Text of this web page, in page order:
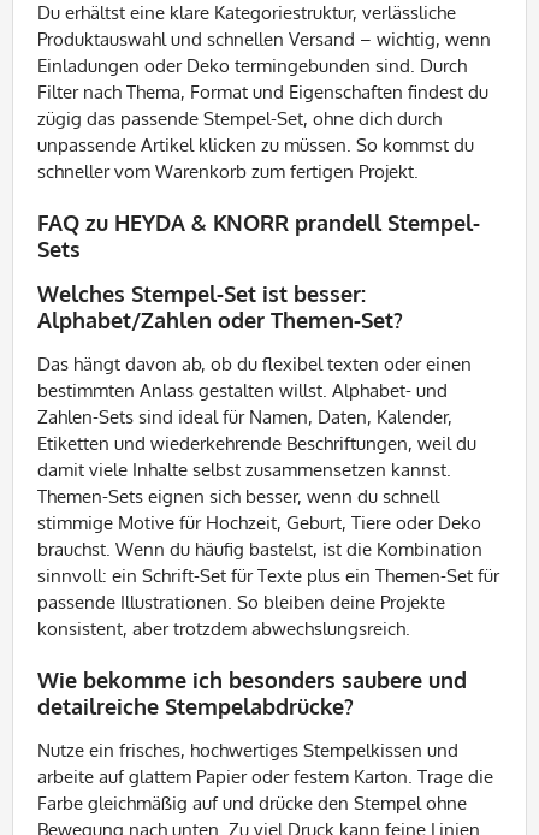
Du erhältst eine klare Kategoriestruktur, verlässliche
Produktauswahl und schnellen Versand – wichtig, wenn
Einladungen oder Deko termingebunden sind. Durch
Filter nach Thema, Format und Eigenschaften findest du
zügig das passende Stempel-Set, ohne dich durch
unpassende Artikel klicken zu müssen. So kommst du
schneller vom Warenkorb zum fertigen Projekt.
FAQ zu HEYDA & KNORR prandell Stempel-
Sets
Welches Stempel-Set ist besser:
Alphabet/Zahlen oder Themen-Set?
Das hängt davon ab, ob du flexibel texten oder einen
bestimmten Anlass gestalten willst. Alphabet- und
Zahlen-Sets sind ideal für Namen, Daten, Kalender,
Etiketten und wiederkehrende Beschriftungen, weil du
damit viele Inhalte selbst zusammensetzen kannst.
Themen-Sets eignen sich besser, wenn du schnell
stimmige Motive für Hochzeit, Geburt, Tiere oder Deko
brauchst. Wenn du häufig bastelst, ist die Kombination
sinnvoll: ein Schrift-Set für Texte plus ein Themen-Set für
passende Illustrationen. So bleiben deine Projekte
konsistent, aber trotzdem abwechslungsreich.
Wie bekomme ich besonders saubere und
detailreiche Stempelabdrücke?
Nutze ein frisches, hochwertiges Stempelkissen und
arbeite auf glattem Papier oder festem Karton. Trage die
Farbe gleichmäßig auf und drücke den Stempel ohne
Bewegung nach unten. Zu viel Druck kann feine Linien